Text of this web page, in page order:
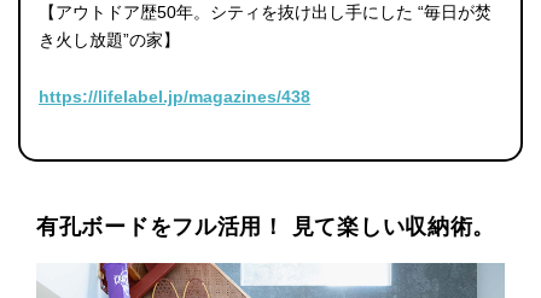
【アウトドア歴50年。シティを抜け出し手にした “毎日が焚
き火し放題”の家】
https://lifelabel.jp/magazines/438
有孔ボードをフル活用！ 見て楽しい収納術。